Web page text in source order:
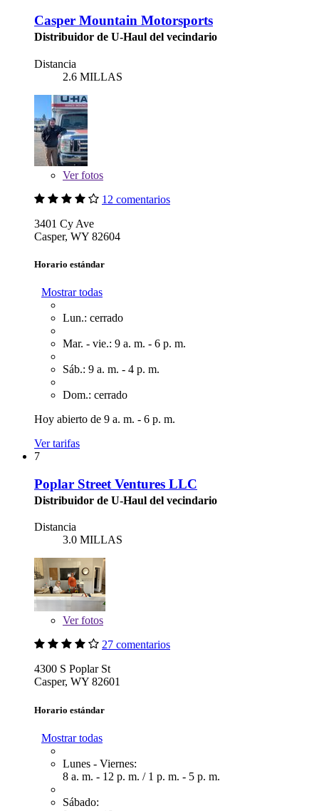
Casper Mountain Motorsports
Distribuidor de U-Haul del vecindario
Distancia
2.6 MILLAS
Verfotos
12 comentarios
3401 Cy Ave
Casper, WY 82604
Horario estándar
Mostrar todas
Lun.: cerrado
Mar. - vie.: 9 a. m. - 6 p. m.
Sáb.: 9 a. m. - 4 p. m.
Dom.: cerrado
Hoy abierto de 9 a. m. - 6 p. m.
Ver tarifas
7
Poplar Street Ventures LLC
Distribuidor de U-Haul del vecindario
Distancia
3.0 MILLAS
Verfotos
27 comentarios
4300 S Poplar St
Casper, WY 82601
Horario estándar
Mostrar todas
Lunes - Viernes:
8 a. m. - 12 p. m. / 1 p. m. - 5 p. m.
Sábado: